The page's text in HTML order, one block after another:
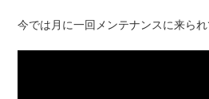
今では月に一回メンテナンスに来られ